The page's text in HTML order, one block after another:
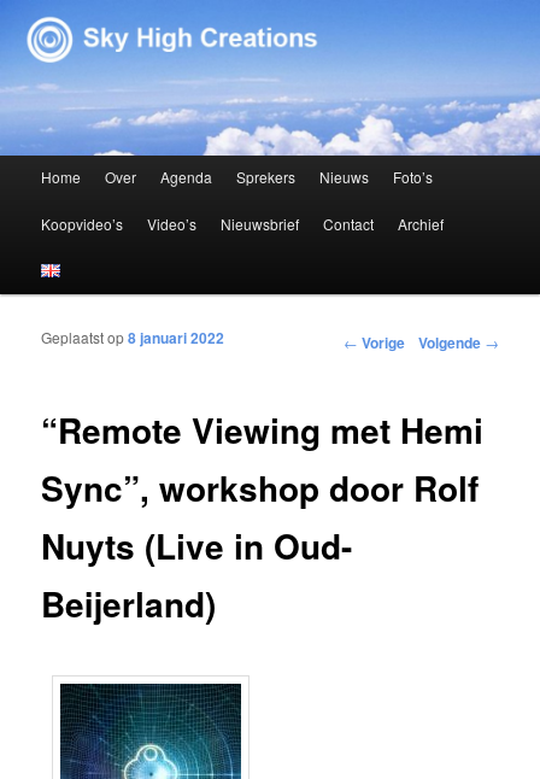
Sky High Creations
Spring naar de primaire inhoud
Spring naar de secundaire inhoud
Home Over Agenda Sprekers Nieuws Foto’s
Koopvideo’s Video’s Nieuwsbrief Contact Archief
Bericht navigatie ← Vorige Volgende →
“Remote Viewing met Hemi
Sync”, workshop door Rolf
Nuyts (Live in Oud-
Beijerland)
Geplaatst op8 januari 2022